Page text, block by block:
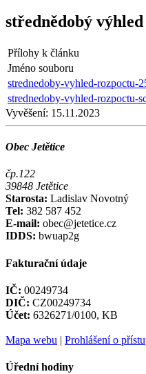
střednědobý výhled
Přílohy k článku
Jméno souboru
strednedoby-vyhled-rozpoctu-
strednedoby-vyhled-rozpoctu-
Vyvěšení: 15.11.2023
Obec Jetětice
čp.122
39848 Jetětice
Starosta: Ladislav Novotný
Tel: 382 587 452
E-mail: obec@jetetice.cz
IDDS: bwuap2g
Fakturační údaje
IČ: 00249734
DIČ: CZ00249734
Účet: 6326271/0100, KB
Mapa webu | Prohlášení o
Úřední hodiny